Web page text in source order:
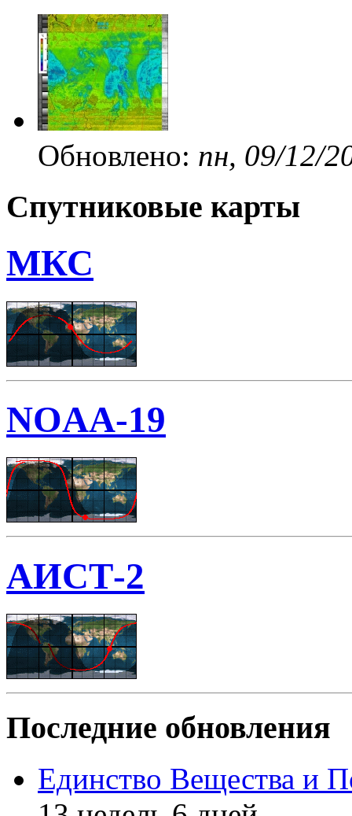
Обновлено: пн, 09/12/
Спутниковые карты
МКС
NOAA-19
АИСТ-2
Последние обновления
Единство Вещества и